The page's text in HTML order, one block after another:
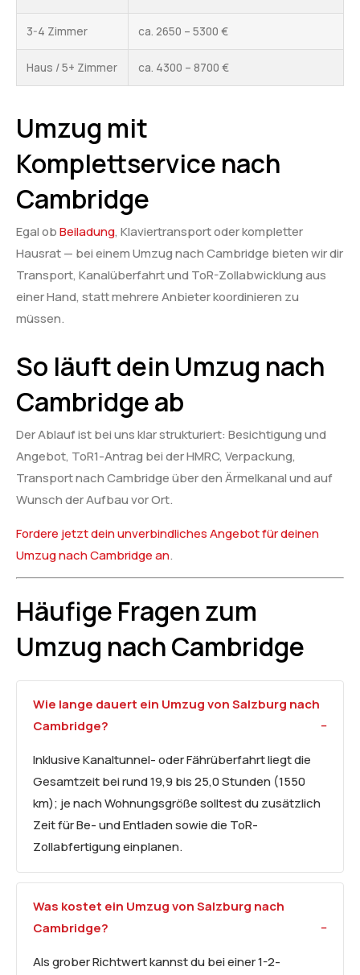
3-4 Zimmer ca. 2650 – 5300 €
Haus / 5+ Zimmer ca. 4300 – 8700 €
Umzug mit
Komplettservice nach
Cambridge
Egal obBeiladung, Klaviertransport oder kompletter
Hausrat — bei einem Umzug nach Cambridge bieten wir dir
Transport, Kanalüberfahrt und ToR-Zollabwicklung aus
einer Hand, statt mehrere Anbieter koordinieren zu
müssen.
So läuft dein Umzug nach
Cambridge ab
Der Ablauf ist bei uns klar strukturiert: Besichtigung und
Angebot, ToR1-Antrag bei der HMRC, Verpackung,
Transport nach Cambridge über den Ärmelkanal und auf
Wunsch der Aufbau vor Ort.
Fordere jetzt dein unverbindliches Angebot für deinen
Umzug nach Cambridge an.
Häufige Fragen zum
Umzug nach Cambridge
Wie lange dauert ein Umzug von Salzburg nach
Cambridge?
Inklusive Kanaltunnel- oder Fährüberfahrt liegt die
Gesamtzeit bei rund 19,9 bis 25,0 Stunden (1550
km); je nach Wohnungsgröße solltest du zusätzlich
Zeit für Be- und Entladen sowie die ToR-
Zollabfertigung einplanen.
Was kostet ein Umzug von Salzburg nach
Cambridge?
Als grober Richtwert kannst du bei einer 1-2-